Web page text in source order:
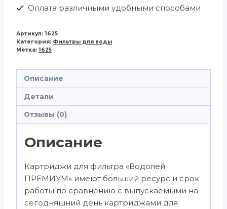
Оплата различными удобными способами
Артикул: 1625
Категория: Фильтры для воды
Метка: 1625
Описание
Детали
Отзывы (0)
Описание
Картриджи для фильтра «Водолей
ПРЕМИУМ» имеют больший ресурс и срок
работы по сравнению с выпускаемыми на
сегодняшний день картриджами для